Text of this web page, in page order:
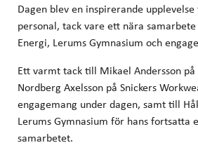
Dagen blev en inspirerande
personal, tack vare ett nära
Energi, Lerums Gymnasium och
Ett varmt tack till Mikael Andersson på
Nordberg Axelsson på Snickers
engagemang under dagen, samt till
Lerums Gymnasium för hans fortsatta
samarbetet.